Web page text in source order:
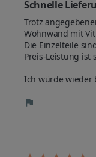
Schnelle
Trotz
Wohnwand mit
Die Einzelteile
Preis-Leistung ist
Ich würde wieder